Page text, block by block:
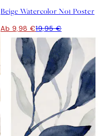
Beige Watercolor No1 Poster
Ab 9,98 €19,95 €